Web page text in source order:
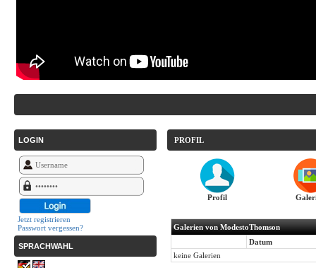
LOGIN
Jetzt registrieren
Passwort vergessen?
SPRACHWAHL
PROFIL
Profil
Galerien von ModestoThomson
Datum
keine Galerien